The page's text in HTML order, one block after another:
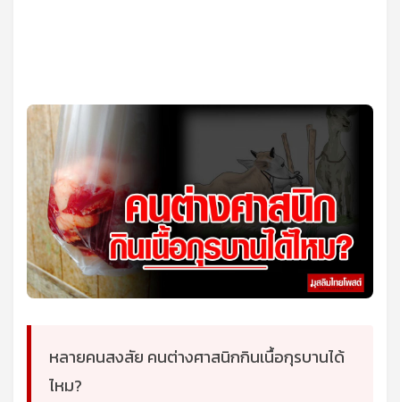
หลายคนสงสัย คนต่างศาสนิกกินเนื้อกุรบานได้
ไหม?